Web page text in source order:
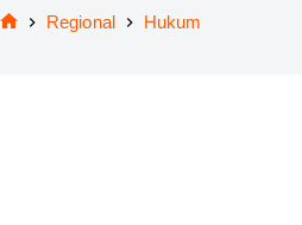
Regional Hukum